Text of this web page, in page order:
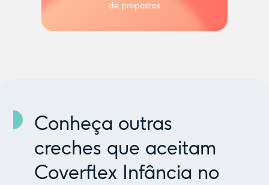
de propostas
Conheça outras
creches que aceitam
Coverflex Infância no